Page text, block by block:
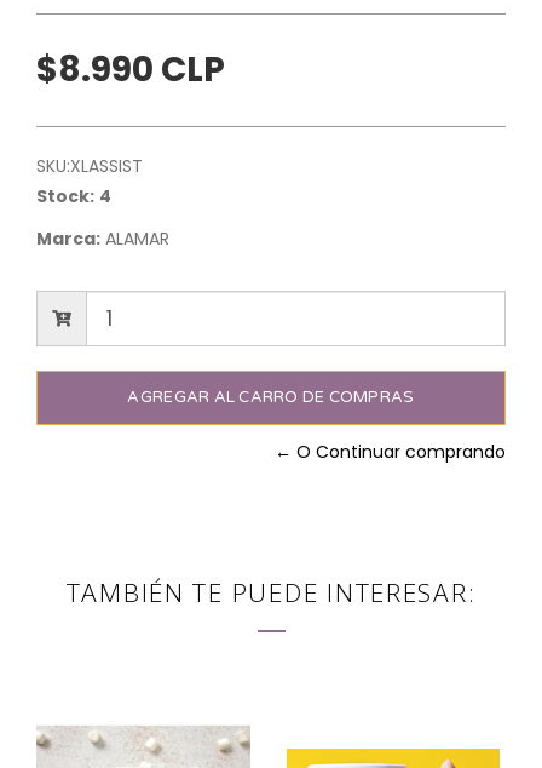
$8.990 CLP
SKU:XLASSIST
Stock: 4
Marca: ALAMAR
← O Continuar comprando
TAMBIÉN TE PUEDE INTERESAR: